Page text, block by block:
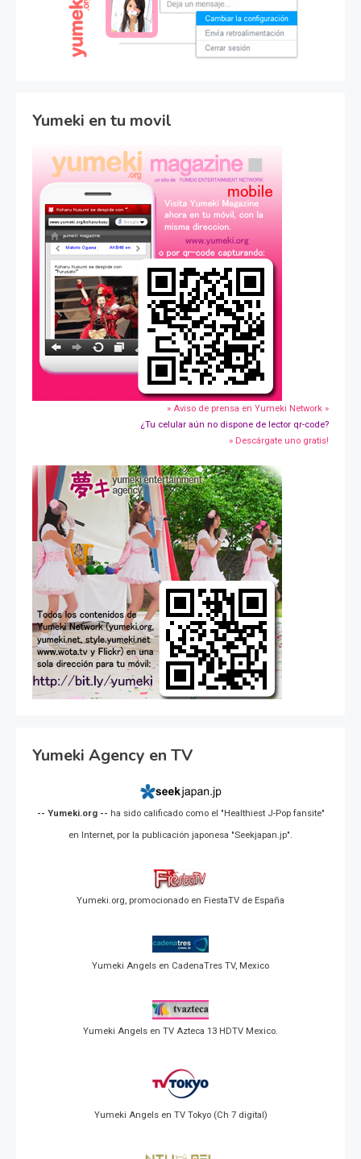
Yumeki en tu movil
» Aviso de prensa en Yumeki Network »
¿Tu celular aún no dispone de lector qr-code?
» Descárgate uno gratis!
Yumeki Agency en TV
-- Yumeki.org -- ha sido calificado como el "Healthiest J-Pop fansite"
en Internet, por la publicación japonesa "Seekjapan.jp".
Yumeki.org, promocionado en FiestaTV de España
Yumeki Angels en CadenaTres TV, Mexico
Yumeki Angels en TV Azteca 13 HDTV Mexico.
Yumeki Angels en TV Tokyo (Ch 7 digital)